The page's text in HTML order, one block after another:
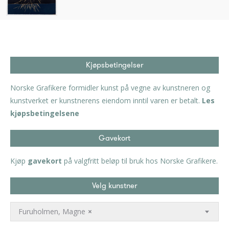
Kjøpsbetingelser
Norske Grafikere formidler kunst på vegne av kunstneren og
kunstverket er kunstnerens eiendom inntil varen er betalt. Les
kjøpsbetingelsene
Gavekort
Kjøp gavekort på valgfritt beløp til bruk hos Norske Grafikere.
Velg kunstner
×
Furuholmen, Magne